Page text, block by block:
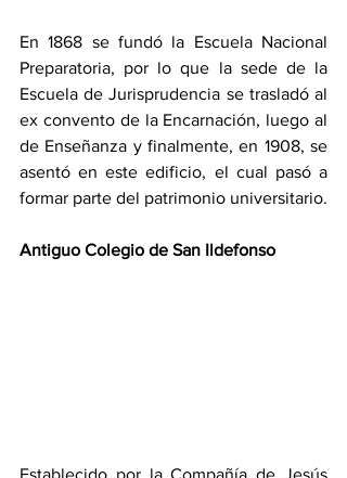
En 1868 se fundó la Escuela Nacional
Preparatoria, por lo que la sede de la
Escuela de Jurisprudencia se trasladó al
ex convento de la Encarnación, luego al
de Enseñanza y finalmente, en 1908, se
asentó en este edificio, el cual pasó a
formar parte del patrimonio universitario.
Antiguo Colegio de San Ildefonso